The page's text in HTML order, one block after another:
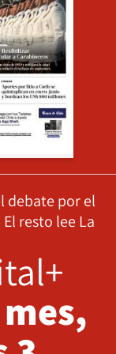
debate por el
resto lee La